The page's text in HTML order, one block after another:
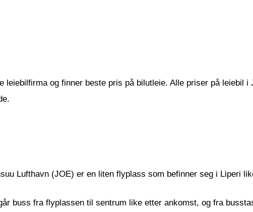
leiebilfirma og finner beste pris på bilutleie. Alle priser på leiebil i
Lufthavn (JOE) er en liten flyplass som befinner seg i Liperi
buss fra flyplassen til sentrum like etter ankomst, og fra